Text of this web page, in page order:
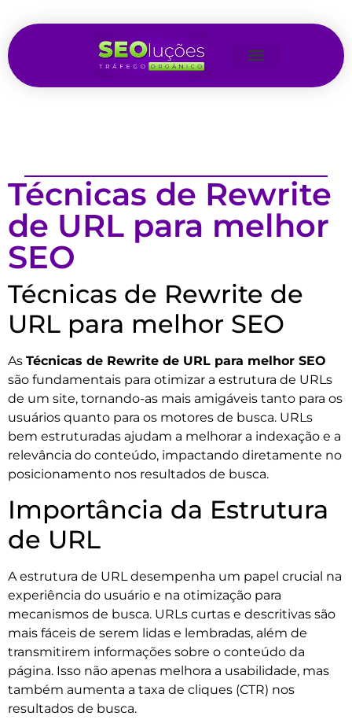
Técnicas de Rewrite
de URL para melhor
SEO
Técnicas de Rewrite de
URL para melhor SEO
As Técnicas de Rewrite de URL para melhor SEO
são fundamentais para otimizar a estrutura de URLs
de um site, tornando-as mais amigáveis tanto para os
usuários quanto para os motores de busca. URLs
bem estruturadas ajudam a melhorar a indexação e a
relevância do conteúdo, impactando diretamente no
posicionamento nos resultados de busca.
Importância da Estrutura
de URL
A estrutura de URL desempenha um papel crucial na
experiência do usuário e na otimização para
mecanismos de busca. URLs curtas e descritivas são
mais fáceis de serem lidas e lembradas, além de
transmitirem informações sobre o conteúdo da
página. Isso não apenas melhora a usabilidade, mas
também aumenta a taxa de cliques (CTR) nos
resultados de busca.